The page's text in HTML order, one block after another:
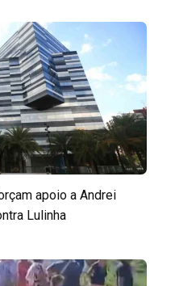
apoio a Andrei
Lulinha